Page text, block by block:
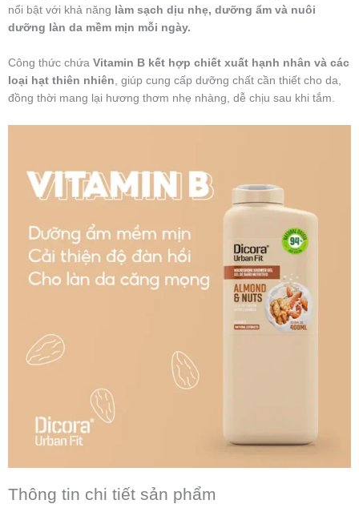
nổi bật với khả năng làm sạch dịu nhẹ, dưỡng ẩm và nuôi
dưỡng làn da mềm mịn mỗi ngày.
Công thức chứa Vitamin B kết hợp chiết xuất hạnh nhân và các
loại hạt thiên nhiên, giúp cung cấp dưỡng chất cần thiết cho da,
đồng thời mang lại hương thơm nhẹ nhàng, dễ chịu sau khi tắm.
Thông tin chi tiết sản phẩm